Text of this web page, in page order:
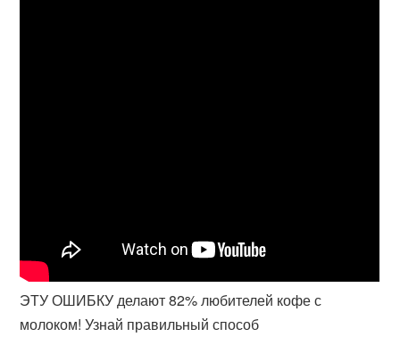
ЭТУ ОШИБКУ делают 82% любителей кофе с
молоком! Узнай правильный способ